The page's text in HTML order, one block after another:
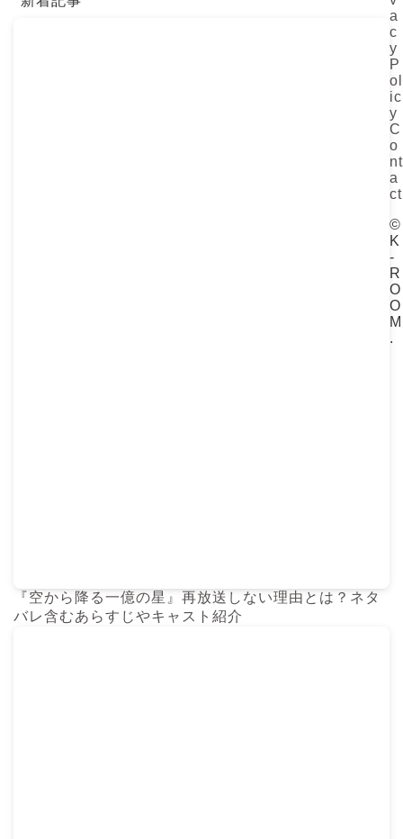
『空から降る一億の星』再放送しない理由とは？ネタ
バレ含むあらすじやキャスト紹介
a
c
y
P
ol
ic
y
C
o
nt
a
ct
©
K
-
R
O
O
M
.